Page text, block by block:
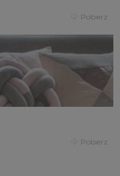
Pobierz
Pobierz